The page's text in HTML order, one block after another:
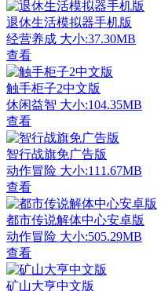
退休生活模拟器手机版
经营养成 大小:37.30MB
查看
触手柜子2中文版
休闲益智 大小:104.35MB
查看
智行战旗免广告版
动作冒险 大小:111.67MB
查看
都市传说解体中心安卓版
动作冒险 大小:505.29MB
查看
矿山大亨中文版